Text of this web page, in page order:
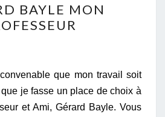
BAYLE
MON
BAYLE MON
que mon travail soit
je fasse un place de choix à
et Ami, Gérard Bayle. Vous